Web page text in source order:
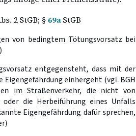
2 StGB; § 69aStGB
von bedingtem Tötungsvorsatz bei
entgegensteht, dass mit der
Eigengefährdung einhergeht (vgl. BGH
im Straßenverkehr, die nicht von
die Herbeiführung eines Unfalls
Eigengefährdung dafür sprechen,